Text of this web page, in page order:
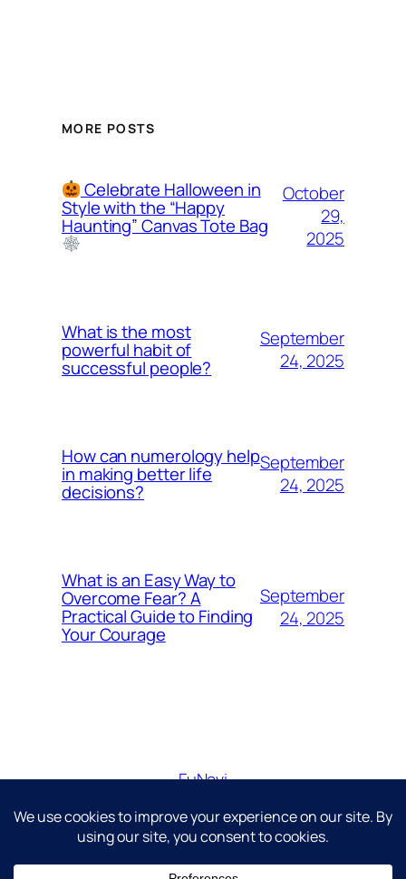
MORE POSTS
Celebrate Halloween in
Style with the “Happy
Haunting” Canvas Tote Bag
October
29,
2025
What is the most
powerful habit of
successful people?
September
24, 2025
How can numerology help
in making better life
decisions?
September
24, 2025
What is an Easy Way to
Overcome Fear? A
Practical Guide to Finding
Your Courage
September
24, 2025
FuNavi
Just another WordPress site